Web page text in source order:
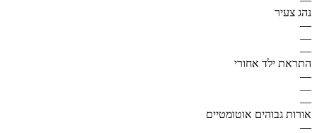
נהג צעיר
—
—
—
התראת ילד אחורי
—
—
—
אורות גבוהים אוטומטיים
—